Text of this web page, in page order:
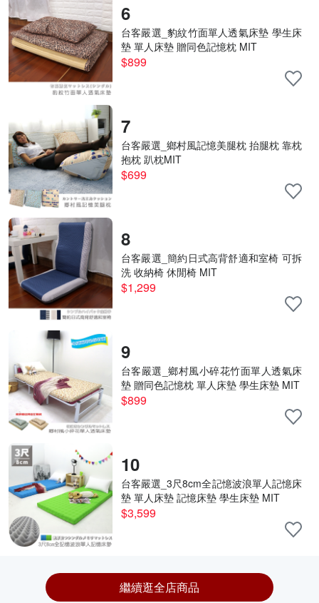
6
台客嚴選_豹紋竹面單人透氣床墊 學生床
墊 單人床墊 贈同色記憶枕 MIT
$899
7
台客嚴選_鄉村風記憶美腿枕 抬腿枕 靠枕
抱枕 趴枕MIT
$699
8
台客嚴選_簡約日式高背舒適和室椅 可拆
洗 收納椅 休閒椅 MIT
$1,299
9
台客嚴選_鄉村風小碎花竹面單人透氣床
墊 贈同色記憶枕 單人床墊 學生床墊 MIT
$899
10
台客嚴選_3尺8cm全記憶波浪單人記憶床
墊 單人床墊 記憶床墊 學生床墊 MIT
$3,599
繼續逛全店商品